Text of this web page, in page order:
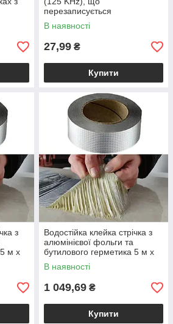
перезаписується
В наявності
27,99 ₴
Купити
з
м х
Водостійка клейка стрічка з
алюмінієвої фольги та
бутилового герметика 5 м х
300 мм
В наявності
1 049,69 ₴
Купити